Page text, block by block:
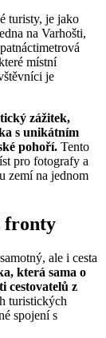
turisty, je jako
na Varhošti,
místní
je
zážitek,
s unikátním
pohoří. Tento
pro fotografy a
zemí na jednom
fronty
ale i cesta
která sama o
cestovatelů z
turistických
spojení s